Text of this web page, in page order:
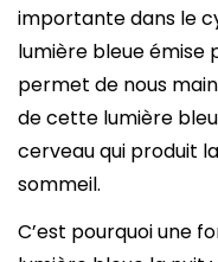
importante dans le
lumière bleue émise
permet de nous
de cette lumière
cerveau qui produit
sommeil.
C’est pourquoi une